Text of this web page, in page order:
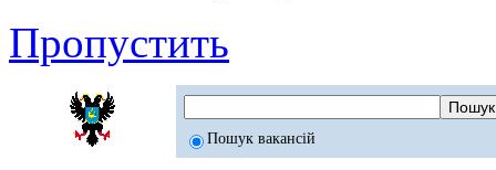
Пропустить
Пошук вакансій